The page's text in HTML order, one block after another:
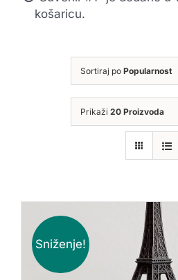
košaricu.
Sortiraj po Popularnost
Prikaži 20 Proizvoda
Sniženje!